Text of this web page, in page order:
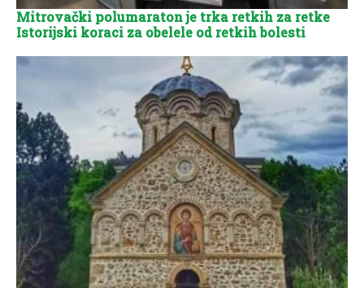
Mitrovački polumaraton je trka retkih za retke
Istorijski koraci za obelele od retkih bolesti